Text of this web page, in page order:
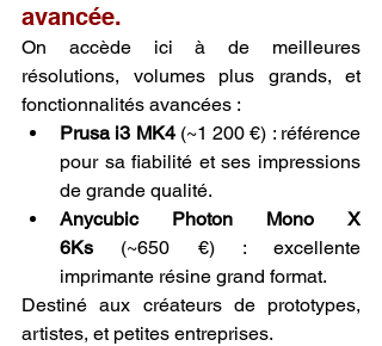
avancée.
On accède ici à de meilleures
résolutions, volumes plus grands, et
fonctionnalités avancées :
Prusa i3 MK4 (~1 200 €) : référence
pour sa fiabilité et ses impressions
de grande qualité.
Anycubic Photon Mono X
6Ks (~650 €) : excellente
imprimante résine grand format.
Destiné aux créateurs de prototypes,
artistes, et petites entreprises.